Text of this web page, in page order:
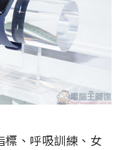
標、呼吸訓練、女